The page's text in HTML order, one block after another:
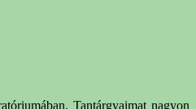
Tantárgyaimat nagyon